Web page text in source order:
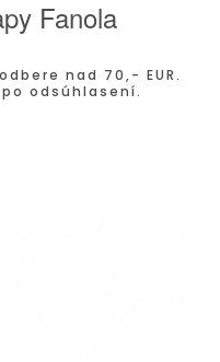
Fanola
nad 70,- EUR.
po odsúhlasení.